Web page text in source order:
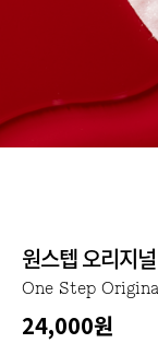
원스텝 오리지
One Step
24,000원